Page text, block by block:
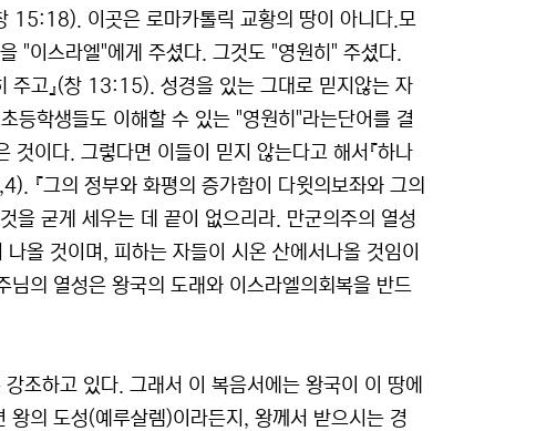
15:18). 이곳은 로마카톨릭 교황의 땅이 아니다.모
"이스라엘"에게 주셨다. 그것도 "영원히" 주셨다.
주고』(창 13:15). 성경을 있는 그대로 믿지않는 자
등학생들도 이해할 수 있는 "영원히"라는단어를 결
이다. 그렇다면 이들이 믿지 않는다고 해서『하나
『그의 정부와 화평의 증가함이 다윗의보좌와 그의
을 굳게 세우는 데 끝이 없으리라. 만군의주의 열성
올 것이며, 피하는 자들이 시온 산에서나올 것임이
의 열성은 왕국의 도래와 이스라엘의회복을 반드
조하고 있다. 그래서 이 복음서에는 왕국이 이 땅에
의 도성(예루살렘)이라든지, 왕께서 받으시는 경